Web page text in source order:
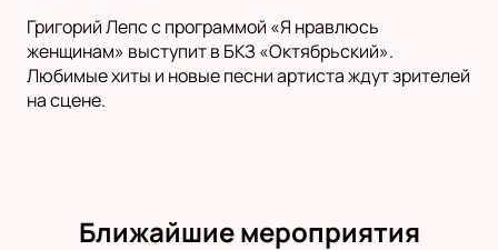
Григорий Лепс с программой «Я нравлюсь
женщинам» выступит в БКЗ «Октябрьский».
Любимые хиты и новые песни артиста ждут зрителей
на сцене.
Ближайшие мероприятия